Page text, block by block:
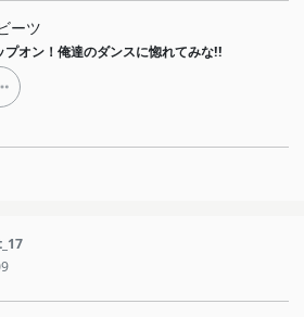
ーツ
プオン！俺達のダンスに惚れてみな!!